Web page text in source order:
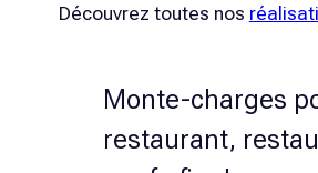
Découvrez toutes nos
Monte-charges
restaurant,